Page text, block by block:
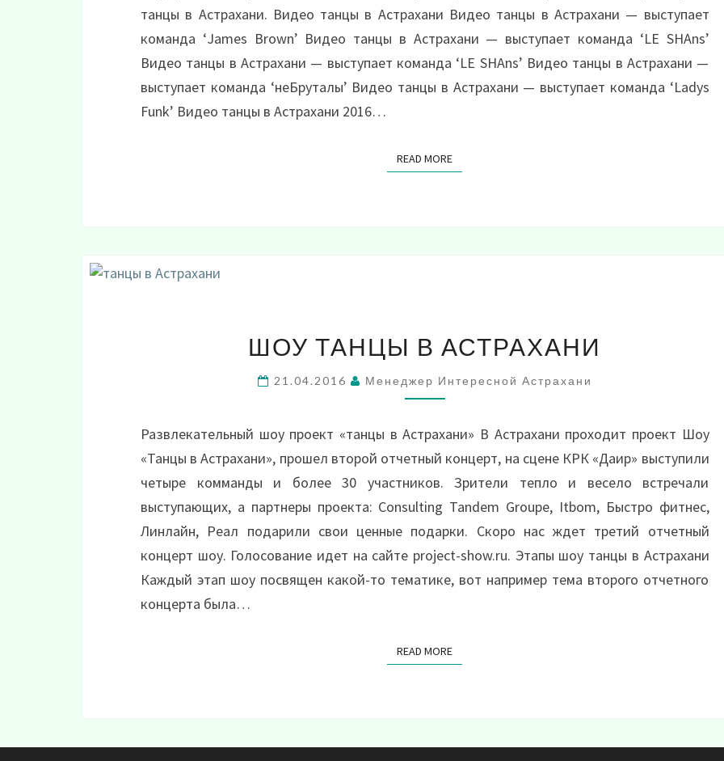
танцы в Астрахани. Видео танцы в Астрахани Видео танцы в Астрахани — выступает
команда ‘James Brown’ Видео танцы в Астрахани — выступает команда ‘LE SHAns’
Видео танцы в Астрахани — выступает команда ‘LE SHAns’ Видео танцы в Астрахани —
выступает команда ‘неБруталы’ Видео танцы в Астрахани — выступает команда ‘Ladys
Funk’ Видео танцы в Астрахани 2016…
READ MOREREAD MORE
ТАНЦЫ
АСТРАХАНИ
ШОУ ТАНЦЫ В АСТРАХАНИ
21.04.2016 Менеджер Интересной Астрахани
Развлекательный шоу проект «танцы в Астрахани» В Астрахани проходит проект Шоу
«Танцы в Астрахани», прошел второй отчетный концерт, на сцене КРК «Даир» выступили
четыре комманды и более 30 участников. Зрители тепло и весело встречали
выступающих, а партнеры проекта: Consulting Tandem Groupe, Itbom, Быстро фитнес,
Линлайн, Реал подарили свои ценные подарки. Скоро нас ждет третий отчетный
концерт шоу. Голосование идет на сайте project-show.ru. Этапы шоу танцы в Астрахани
Каждый этап шоу посвящен какой-то тематике, вот например тема второго отчетного
концерта была…
READ MOREREAD MORE